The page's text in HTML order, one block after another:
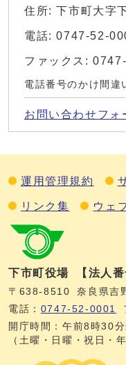
住所: 下市町大字
電話: 0747-52-
ファックス:
電話番号のかけ間違
お問い合わせフォ
運用管理規約
リンク集 ウェ
下市町役場 【法人
〒638-8510
奈良県吉
電話： 0747‐52‐0001
開庁時間：午前8時30
（土曜・日曜・祝日・